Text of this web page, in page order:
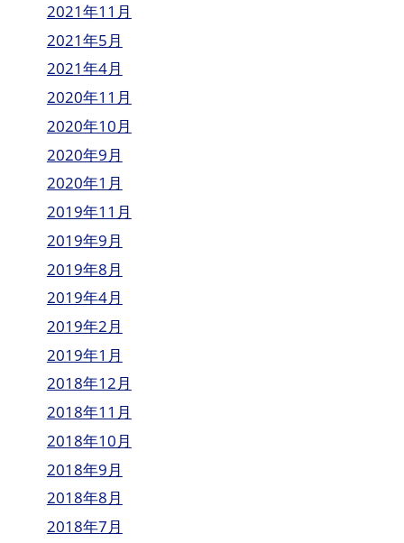
2021年11月
2021年5月
2021年4月
2020年11月
2020年10月
2020年9月
2020年1月
2019年11月
2019年9月
2019年8月
2019年4月
2019年2月
2019年1月
2018年12月
2018年11月
2018年10月
2018年9月
2018年8月
2018年7月